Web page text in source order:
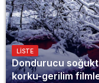
LISTE
Dondurucu
korku-gerilim